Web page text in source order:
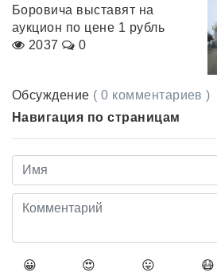
Боровича выставят на
аукцион по цене 1 рубль
2037
0
Обсуждение ( 0 комментариев )
Навигация по страницам
😀 😍 😛 😷